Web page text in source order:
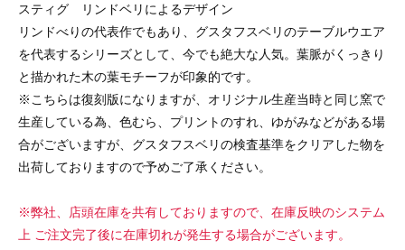
スティグ リンドベリによるデザイン
リンドべりの代表作でもあり、グスタフスベリのテーブルウエア
を代表するシリーズとして、今でも絶大な人気。葉脈がくっきり
と描かれた木の葉モチーフが印象的です。
※こちらは復刻版になりますが、オリジナル生産当時と同じ窯で
生産している為、色むら、プリントのすれ、ゆがみなどがある場
合がございますが、グスタフスベリの検査基準をクリアした物を
出荷しておりますので予めご了承ください。
※弊社、店頭在庫を共有しておりますので、在庫反映のシステム
上 ご注文完了後に在庫切れが発生する場合がございます。